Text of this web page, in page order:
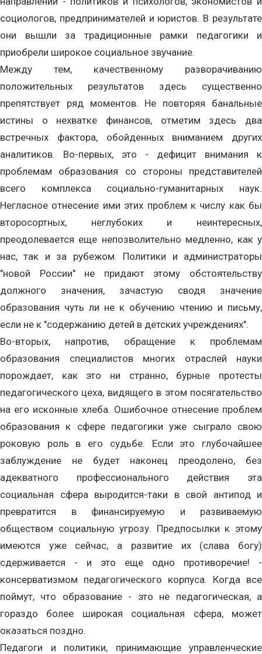
социологов, предпринимателей и юристов. В результате
они вышли за традиционные рамки педагогики и
приобрели широкое социальное звучание.
Между тем, качественному разворачиванию
положительных результатов здесь существенно
препятствует ряд моментов. Не повторяя банальные
истины о нехватке финансов, отметим здесь два
встречных фактора, обойденных вниманием других
аналитиков. Во-первых, это - дефицит внимания к
проблемам образования со стороны представителей
всего комплекса социально-гуманитарных наук.
Негласное отнесение ими этих проблем к числу как бы
второсортных, неглубоких и неинтересных,
преодолевается еще непозволительно медленно, как у
нас, так и за рубежом. Политики и администраторы
"новой России" не придают этому обстоятельству
должного значения, зачастую сводя значение
образования чуть ли не к обучению чтению и письму,
если не к "содержанию детей в детских учреждениях".
Во-вторых, напротив, обращение к проблемам
образования специалистов многих отраслей науки
порождает, как это ни странно, бурные протесты
педагогического цеха, видящего в этом посягательство
на его исконные хлеба. Ошибочное отнесение проблем
образования к сфере педагогики уже сыграло свою
роковую роль в его судьбе. Если это глубочайшее
заблуждение не будет наконец преодолено, без
адекватного профессионального действия эта
социальная сфера выродится-таки в свой антипод и
превратится в финансируемую и развиваемую
обществом социальную угрозу. Предпосылки к этому
имеются уже сейчас, а развитие их (слава богу)
сдерживается - и это еще одно противоречие! -
консерватизмом педагогического корпуса. Когда все
поймут, что образование - это не педагогическая, а
гораздо более широкая социальная сфера, может
оказаться поздно.
Педагоги и политики, принимающие управленческие